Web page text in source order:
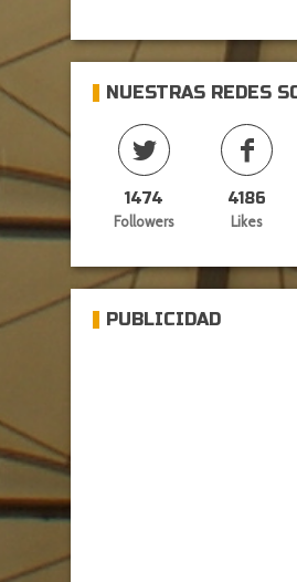
NUESTRAS REDES
1474
Followers
4186
Likes
PUBLICIDAD